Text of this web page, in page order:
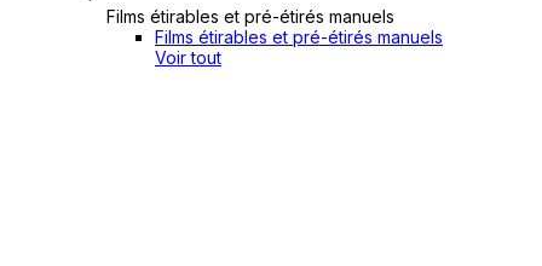
Films étirables et pré-étirés manuels
Films étirables et pré-étirés manuels
Voir tout